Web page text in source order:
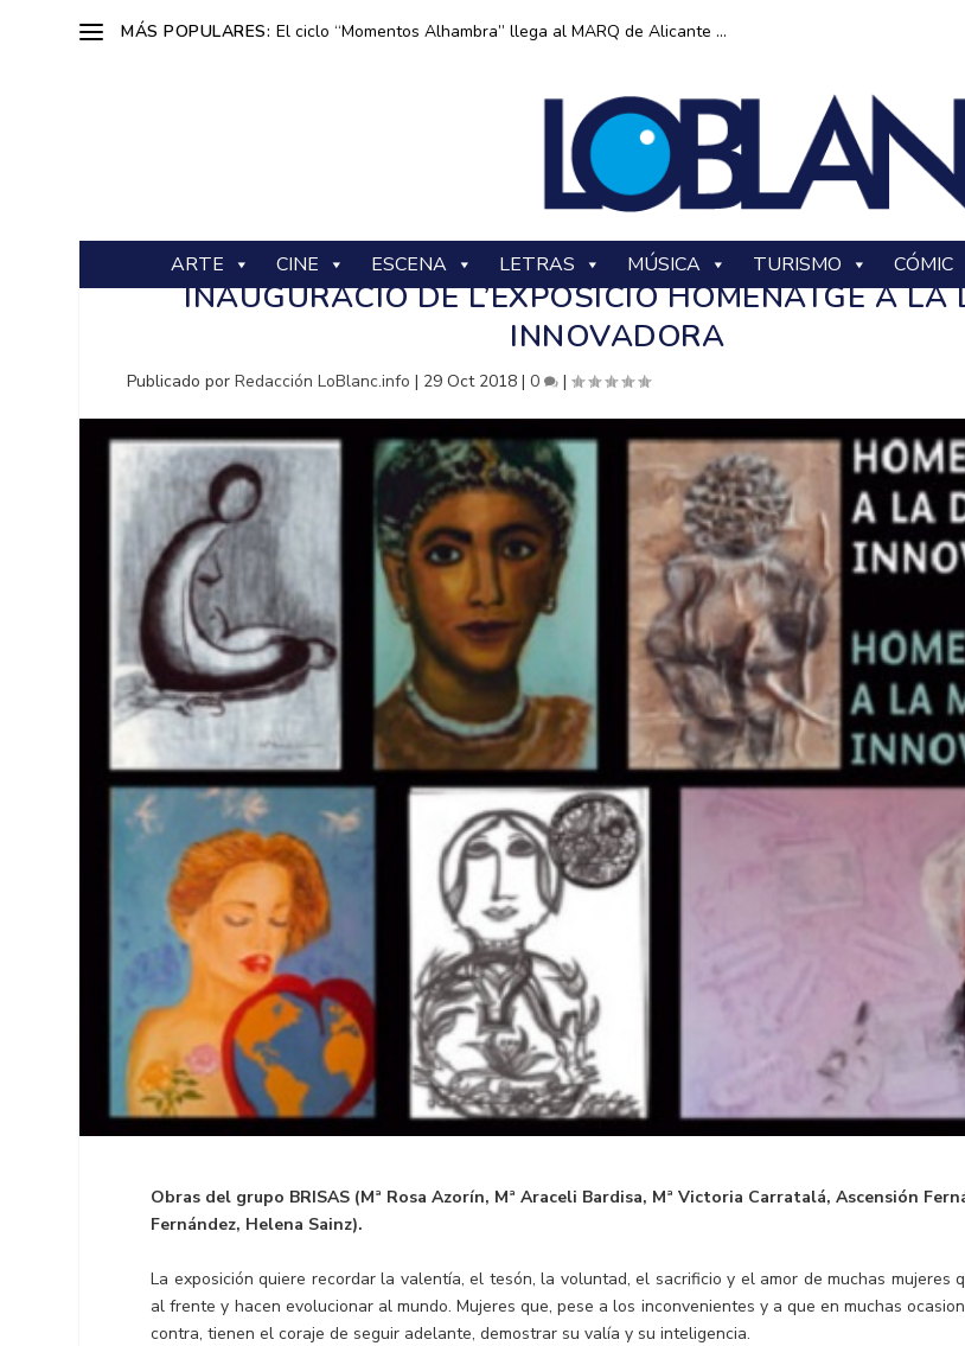
MÁS POPULARES: El ciclo “Momentos Alhambra” llega al MARQ de Alicante ...
ARTE CINE ESCENA LETRAS MÚSICA TURISMO CÓMIC
INAUGURACIÓ DE L’EXPOSICIÓ HOMENATGE A LA
INNOVADORA
Publicado porRedacción LoBlanc.info | 29 Oct 2018 |0 |
Obras del grupo BRISAS (Mª Rosa Azorín, Mª Araceli Bardisa, Mª Victoria Carratalá, Ascensión
Fernández, Helena Sainz).
La exposición quiere recordar la valentía, el tesón, la voluntad, el sacrificio y el amor de muchas mujeres
al frente y hacen evolucionar al mundo. Mujeres que, pese a los inconvenientes y a que en muchas
contra, tienen el coraje de seguir adelante, demostrar su valía y su inteligencia.